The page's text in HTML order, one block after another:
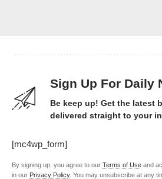
Sign Up For Daily
Be keep up! Get the latest
delivered straight to your
[mc4wp_form]
By signing up, you agree to our Terms of Use and
in our Privacy Policy. You may unsubscribe at any